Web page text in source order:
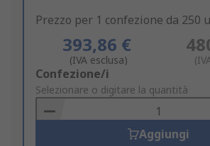
Prezzo per 1 confezione da 250
393,86 €
(IVA esclusa)
Add
to
Basket
Confezione/i
Selezionare o digitare la quantità
Aggiungi